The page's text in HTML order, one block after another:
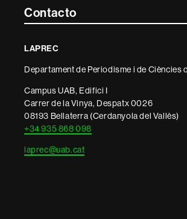
Contacte
informació
legal
Contacto
LAPREC
Departament de Periodisme i de Ciències
Campus UAB, Edifici I
Carrer de la Vinya, Despatx 0026
08193 Bellaterra (Cerdanyola del Vallès)
+34 935 868 098
laprec@uab.cat